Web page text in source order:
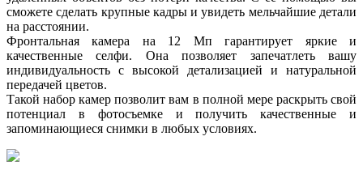
сможете сделать крупные кадры и увидеть мельчайшие детали
на расстоянии.
Фронтальная камера на 12 Мп гарантирует яркие и
качественные селфи. Она позволяет запечатлеть вашу
индивидуальность с высокой детализацией и натуральной
передачей цветов.
Такой набор камер позволит вам в полной мере раскрыть свой
потенциал в фотосъемке и получить качественные и
запоминающиеся снимки в любых условиях.